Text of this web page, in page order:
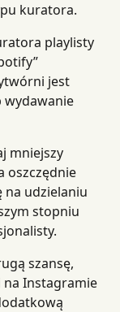
kuratora.
playlisty
jest
wydawanie
mniejszy
oszczędnie
na udzielaniu
stopniu
szansę,
Instagramie